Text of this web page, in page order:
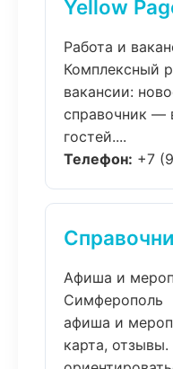
Yellow
Работа и
Комплексный
вакансии:
справочник —
гостей....
Телефон: +7
Афиша и
Симферополь
афиша и
карта,